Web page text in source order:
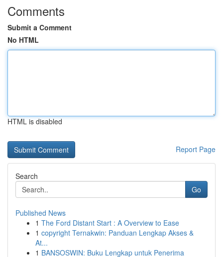
Comments
Submit a Comment
No HTML
HTML is disabled
Report Page
Search
Go
Published News
1 The Ford Distant Start : A Overview to Ease
1 copyright Ternakwin: Panduan Lengkap Akses &
At...
1 BANSOSWIN: Buku Lengkap untuk Penerima